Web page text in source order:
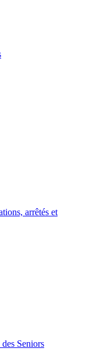
arrêtés et
Seniors